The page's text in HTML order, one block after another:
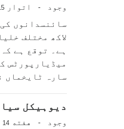
وجود - اتوار
لاکھ مختلف
ہے۔ توقع ہے
میڈیارپورٹس
سارہ ٹایخماں
دیوہیکل
وجود - هفته 14